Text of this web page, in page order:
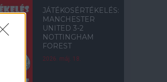
JÁTÉKOSÉRTÉKELÉS:
MANCHESTER
UNITED 3-2
NOTTINGHAM
FOREST
2026. máj. 18.